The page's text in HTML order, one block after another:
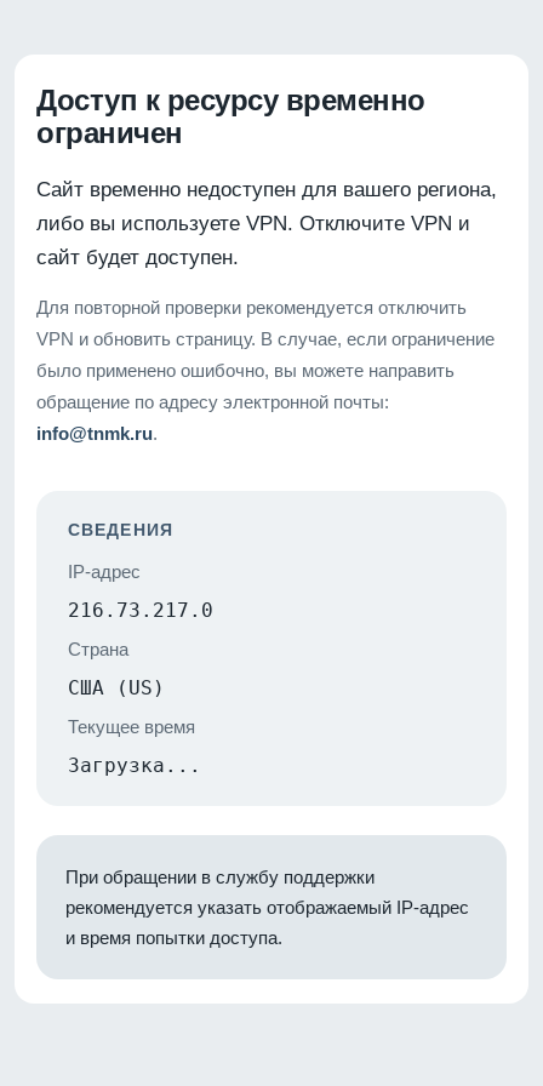
Доступ к ресурсу временно
ограничен
Сайт временно недоступен для вашего региона,
либо вы используете VPN. Отключите VPN и
сайт будет доступен.
Для повторной проверки рекомендуется отключить
VPN и обновить страницу. В случае, если ограничение
было применено ошибочно, вы можете направить
обращение по адресу электронной почты:
info@tnmk.ru.
СВЕДЕНИЯ
IP-адрес
216.73.217.0
Страна
США (US)
Текущее время
Загрузка...
При обращении в службу поддержки
рекомендуется указать отображаемый IP-адрес
и время попытки доступа.